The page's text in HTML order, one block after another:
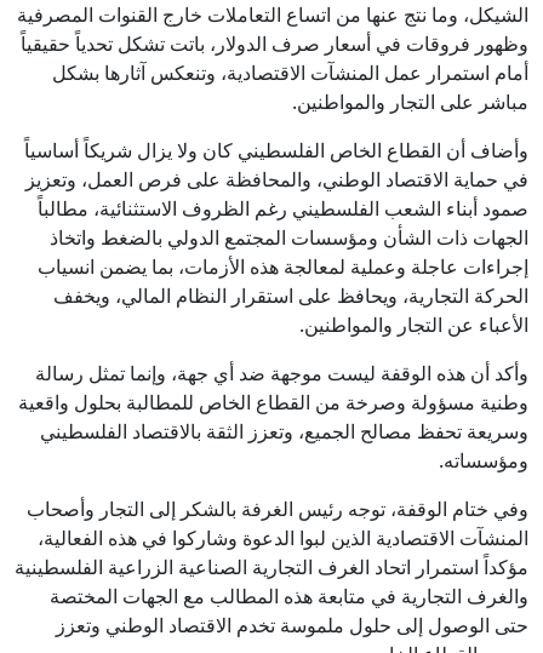
الشيكل، وما نتج عنها من اتساع التعاملات خارج القنوات المصرفية
وظهور فروقات في أسعار صرف الدولار، باتت تشكل تحدياً حقيقياً
أمام استمرار عمل المنشآت الاقتصادية، وتنعكس آثارها بشكل
مباشر على التجار والمواطنين.
وأضاف أن القطاع الخاص الفلسطيني كان ولا يزال شريكاً أساسياً
في حماية الاقتصاد الوطني، والمحافظة على فرص العمل، وتعزيز
صمود أبناء الشعب الفلسطيني رغم الظروف الاستثنائية، مطالباً
الجهات ذات الشأن ومؤسسات المجتمع الدولي بالضغط واتخاذ
إجراءات عاجلة وعملية لمعالجة هذه الأزمات، بما يضمن انسياب
الحركة التجارية، ويحافظ على استقرار النظام المالي، ويخفف
الأعباء عن التجار والمواطنين.
وأكد أن هذه الوقفة ليست موجهة ضد أي جهة، وإنما تمثل رسالة
وطنية مسؤولة وصرخة من القطاع الخاص للمطالبة بحلول واقعية
وسريعة تحفظ مصالح الجميع، وتعزز الثقة بالاقتصاد الفلسطيني
ومؤسساته.
وفي ختام الوقفة، توجه رئيس الغرفة بالشكر إلى التجار وأصحاب
المنشآت الاقتصادية الذين لبوا الدعوة وشاركوا في هذه الفعالية،
مؤكداً استمرار اتحاد الغرف التجارية الصناعية الزراعية الفلسطينية
والغرف التجارية في متابعة هذه المطالب مع الجهات المختصة
حتى الوصول إلى حلول ملموسة تخدم الاقتصاد الوطني وتعزز